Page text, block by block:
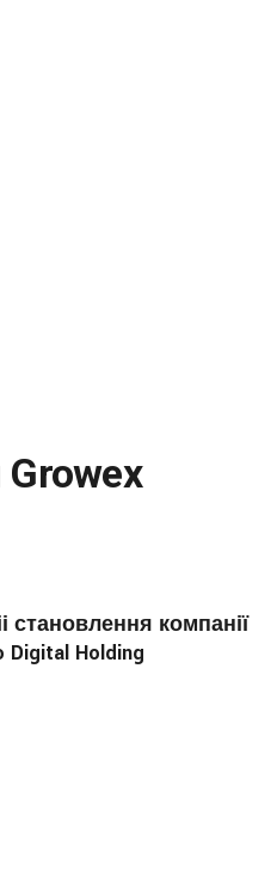
Growex
становлення компанії
Digital Holding